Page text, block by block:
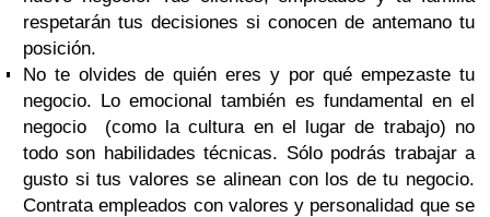
respetarán tus decisiones si conocen de antemano tu
posición.
No te olvides de quién eres y por qué empezaste tu
negocio. Lo emocional también es fundamental en el
negocio (como la cultura en el lugar de trabajo) no
todo son habilidades técnicas. Sólo podrás trabajar a
gusto si tus valores se alinean con los de tu negocio.
Contrata empleados con valores y personalidad que se